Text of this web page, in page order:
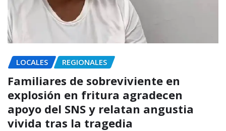
LOCALES REGIONALES
Familiares de sobreviviente en
explosión en fritura agradecen
apoyo del SNS y relatan angustia
vivida tras la tragedia